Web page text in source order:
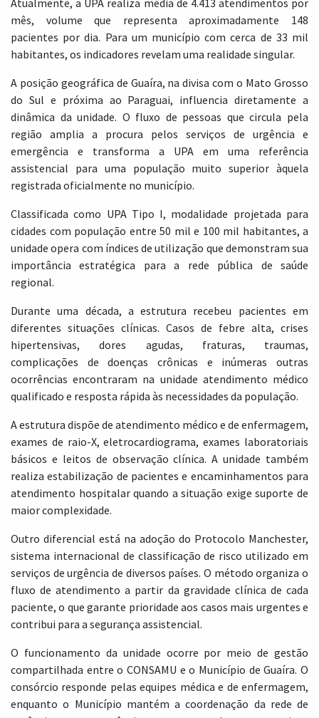
Atualmente, a UPA realiza média de 4.413 atendimentos por
mês, volume que representa aproximadamente 148
pacientes por dia. Para um município com cerca de 33 mil
habitantes, os indicadores revelam uma realidade singular.
A posição geográfica de Guaíra, na divisa com o Mato Grosso
do Sul e próxima ao Paraguai, influencia diretamente a
dinâmica da unidade. O fluxo de pessoas que circula pela
região amplia a procura pelos serviços de urgência e
emergência e transforma a UPA em uma referência
assistencial para uma população muito superior àquela
registrada oficialmente no município.
Classificada como UPA Tipo I, modalidade projetada para
cidades com população entre 50 mil e 100 mil habitantes, a
unidade opera com índices de utilização que demonstram sua
importância estratégica para a rede pública de saúde
regional.
Durante uma década, a estrutura recebeu pacientes em
diferentes situações clínicas. Casos de febre alta, crises
hipertensivas, dores agudas, fraturas, traumas,
complicações de doenças crônicas e inúmeras outras
ocorrências encontraram na unidade atendimento médico
qualificado e resposta rápida às necessidades da população.
A estrutura dispõe de atendimento médico e de enfermagem,
exames de raio-X, eletrocardiograma, exames laboratoriais
básicos e leitos de observação clínica. A unidade também
realiza estabilização de pacientes e encaminhamentos para
atendimento hospitalar quando a situação exige suporte de
maior complexidade.
Outro diferencial está na adoção do Protocolo Manchester,
sistema internacional de classificação de risco utilizado em
serviços de urgência de diversos países. O método organiza o
fluxo de atendimento a partir da gravidade clínica de cada
paciente, o que garante prioridade aos casos mais urgentes e
contribui para a segurança assistencial.
O funcionamento da unidade ocorre por meio de gestão
compartilhada entre o CONSAMU e o Município de Guaíra. O
consórcio responde pelas equipes médica e de enfermagem,
enquanto o Município mantém a coordenação da rede de